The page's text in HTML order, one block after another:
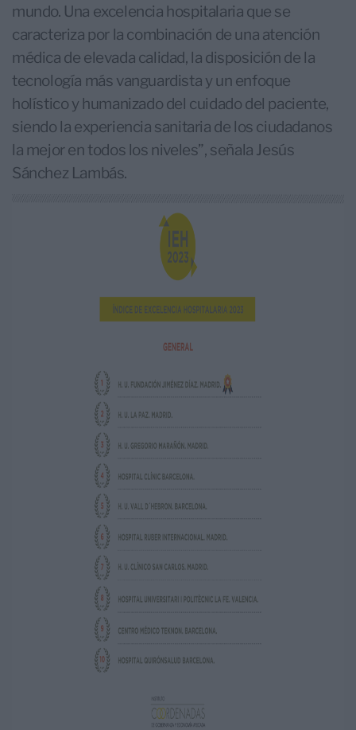
mundo. Una excelencia hospitalaria que se
caracteriza por la combinación de una atención
médica de elevada calidad, la disposición de la
tecnología más vanguardista y un enfoque
holístico y humanizado del cuidado del paciente,
siendo la experiencia sanitaria de los ciudadanos
la mejor en todos los niveles”, señala Jesús
Sánchez Lambás.